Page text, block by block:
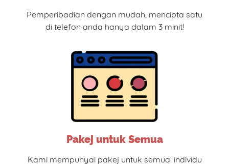
Pemperibadian dengan mudah, mencipta satu
di telefon anda hanya dalam 3 minit!
Pakej untuk Semua
Kami mempunyai pakej untuk semua: individu